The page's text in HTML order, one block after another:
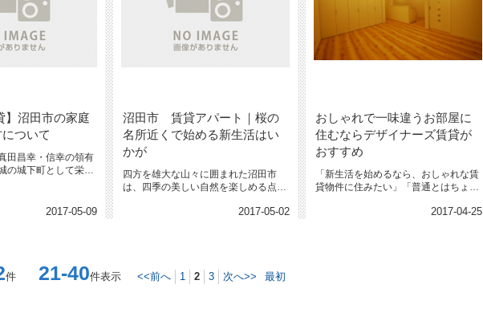
】沼田市の家庭
ついて
田昌幸・信幸の領有
の城下町として栄え
2017-05-09
沼田市 賃貸アパート｜桜の
名所近くで始める新生活はい
かが
四方を雄大な山々に囲まれた沼田市
は、四季の美しい自然を楽しめる点も
2017-05-02
おしゃれで一味違うお部屋に
住むならデザイナーズ賃貸が
おすすめ
「新生活を始めるなら、おしゃれな賃
貸物件に住みたい」「普通とはちょっ
2017-04-25
件 21-40件表示 <<前へ 1 2 3 次へ>> 最初